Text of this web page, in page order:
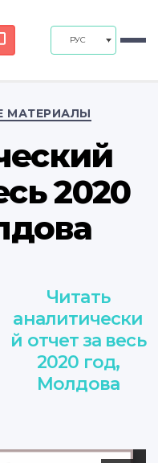
РУС
МАТЕРИАЛЫ
2020
Читать
аналитически
й отчет за весь
2020 год,
Молдова